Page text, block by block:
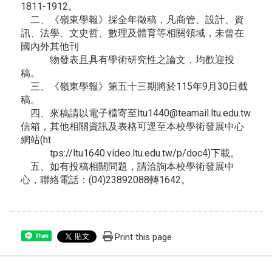
1811-1912。
二、《嶺東學報》採全年徵稿，凡商管、設計、資
訊、法學、文史哲、數理及體育等相關領域，未曾在
國內外其他刊
物發表且具有學術研究性之論文，均歡迎投
稿。
三、《嶺東學報》第五十三期將於115年9月30日截
稿。
四、來稿請以電子檔寄至ltu1440@teamail.ltu.edu.tw
信箱，其他相關資訊及表格可逕至本校學術發展中心
網站(ht
tps://ltu1640.video.ltu.edu.tw/p/doc4)下載。
五、如有投稿相關問題，請洽詢本校學術發展中
心，聯絡電話：(04)23892088轉1642。
Share Print this page